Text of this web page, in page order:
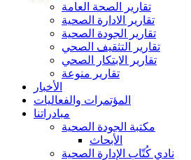
تقارير الصحة العامة
تقارير الادارة الصحية
تقارير الجودة الصحية
تقارير التثقيف الصحي
تقارير الابتكار الصحي
تقارير منوعة
الأخبار
المؤتمرات والفعاليات
مبادراتنا
مكتبة الجودة الصحية
الأبحاث
نادي كُتّاب الإدارة الصحية